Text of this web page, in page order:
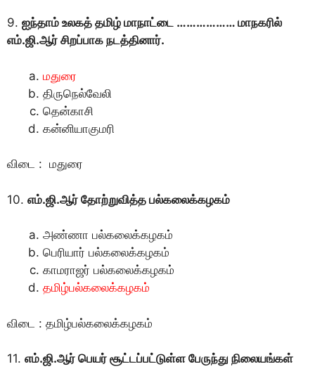
9. ஐந்தாம் உலகத் தமிழ் மாநாட்டை ……………… மாநகரில்
எம்.ஜி.ஆர் சிறப்பாக நடத்தினார்.
மதுரை
திருநெல்வேலி
தென்காசி
கன்னியாகுமரி
விடை : மதுரை
10. எம்.ஜி.ஆர் தோற்றுவித்த பல்கலைக்கழகம்
அண்ணா பல்கலைக்கழகம்
பெரியார் பல்கலைக்கழகம்
காமராஜர் பல்கலைக்கழகம்
தமிழ்பல்கலைக்கழகம்
விடை : தமிழ்பல்கலைக்கழகம்
11. எம்.ஜி.ஆர் பெயர் சூட்டப்பட்டுள்ள பேருந்து நிலையங்கள்